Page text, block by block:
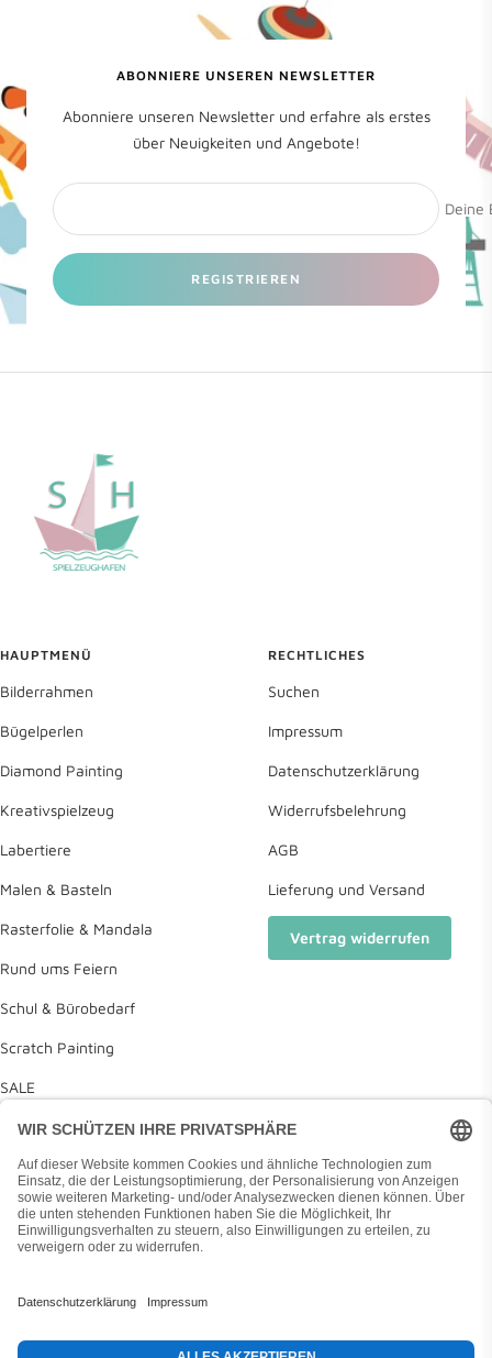
ABONNIERE UNSEREN NEWSLETTER
Abonniere unseren Newsletter und erfahre als erstes
über Neuigkeiten und Angebote!
Deine
REGISTRIEREN
HAUPTMENÜ
Bilderrahmen
Bügelperlen
Diamond Painting
Kreativspielzeug
Labertiere
Malen & Basteln
Rasterfolie & Mandala
Rund ums Feiern
Schul & Bürobedarf
Scratch Painting
SALE
Deine Wunschliste
Diamond Painting Anleitung
RECHTLICHES
Suchen
Impressum
Datenschutzerklärung
Widerrufsbelehrung
AGB
Lieferung und Versand
Vertrag widerrufen
Land/Region
Deutschland (EUR €)
Made with ❤️ in Hamburg